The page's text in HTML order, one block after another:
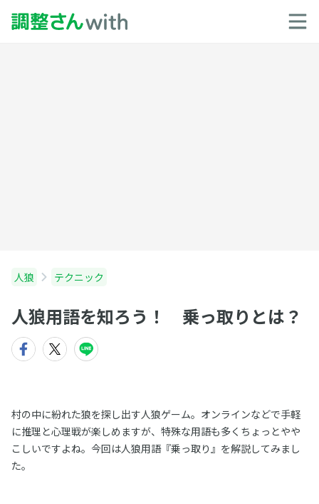
人狼 テクニック
人狼用語を知ろう！ 乗っ取りとは？
村の中に紛れた狼を探し出す人狼ゲーム。オンラインなどで手軽
に推理と心理戦が楽しめますが、特殊な用語も多くちょっとやや
こしいですよね。今回は人狼用語『乗っ取り』を解説してみまし
た。